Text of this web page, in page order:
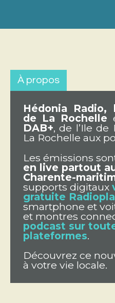
À propos
Hédonia
de La Rochelle
DAB+, de l’Ile de
La Rochelle aux
Les émissions
en live partout
Charente-
supports digitaux
gratuite
smartphone et
et montres
podcast sur
plateformes.
Découvrez ce
à votre vie locale.